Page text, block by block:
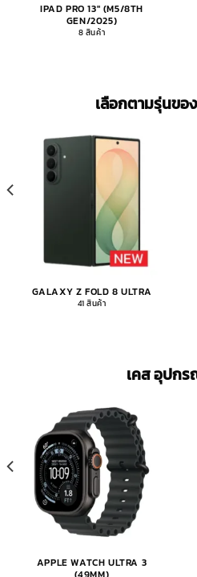
IPAD PRO 13" (M5/8TH
GEN/2025)
8 สินค้า
เลือกตามรุ่นขอ
GALAXY Z FOLD 8 ULTRA
41 สินค้า
เคส อุปก
APPLE WATCH ULTRA 3